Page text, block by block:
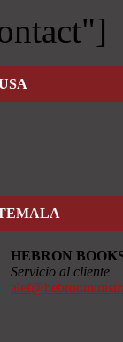
HEBRON
Servicio al cliente